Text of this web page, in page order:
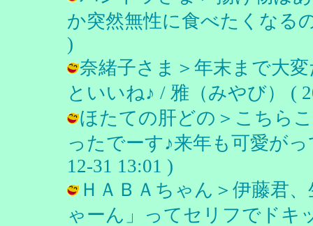
か突然無性に食べたくなる
)
奈緒子さま＞年末まで大
といいね♪ / 雅（みやび） (
ほたての肝どの＞こちら
ったでーす♪来年も可愛が
12-31 13:01 )
ＨＡＢＡちゃん＞伊藤君
ゃーん」ってセリフでドキ